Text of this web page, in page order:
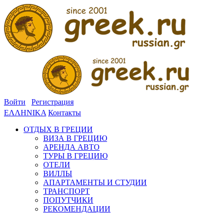
Войти
Регистрация
ΕΛΛΗΝΙΚΑ Контакты
ОТДЫХ В ГРЕЦИИ
ВИЗА В ГРЕЦИЮ
АРЕНДА АВТО
ТУРЫ В ГРЕЦИЮ
ОТЕЛИ
ВИЛЛЫ
АПАРТАМЕНТЫ И СТУДИИ
ТРАНСПОРТ
ПОПУТЧИКИ
РЕКОМЕНДАЦИИ